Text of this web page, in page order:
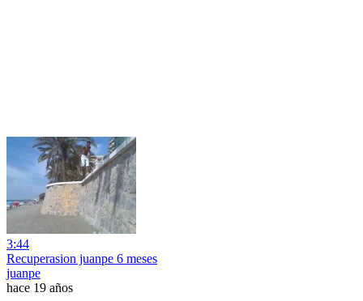
3:44
Recuperasion juanpe 6 meses
juanpe
hace 19 años